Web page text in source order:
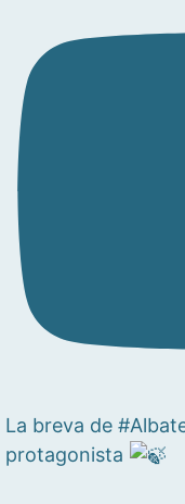
La breva de
protagonista